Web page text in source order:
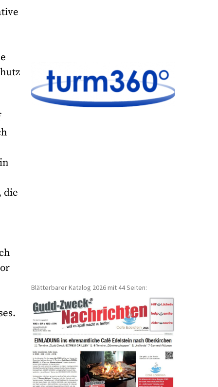
die
Blätterbarer Katalog 2026 mit 44 Seiten: